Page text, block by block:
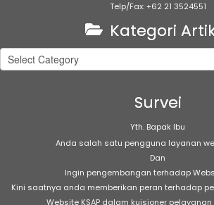
Telp/Fax: +62 21 3524551
Kategori
Kategori
Artikel
Survei
Yth. Bapak Ibu
Anda salah satu pengguna layanan
Dan
Ingin pengembangan terhadap
Kini saatnya anda memberikan peran terhadap
Website KSAP dalam kuisioner pelayanan